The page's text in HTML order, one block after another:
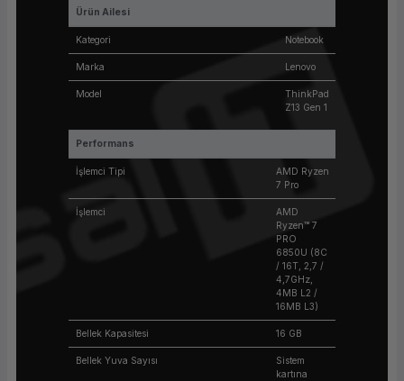
Ürün Ailesi
Kategori Notebook
Marka Lenovo
Model
ThinkPad
Z13 Gen 1
Performans
İşlemci Tipi
AMD Ryzen
7 Pro
İşlemci
AMD
Ryzen™ 7
PRO
6850U (8C
/ 16T, 2,7 /
4,7GHz,
4MB L2 /
16MB L3)
Bellek Kapasitesi 16 GB
Bellek Yuva Sayısı
Sistem
kartına